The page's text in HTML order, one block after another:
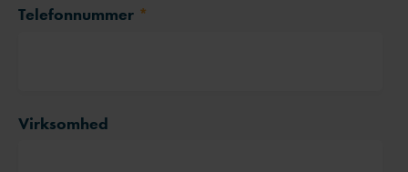
Telefonnummer *
Virksomhed